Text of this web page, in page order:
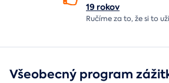
19 rokov
Ručíme za to,že si to
Všeobecný program